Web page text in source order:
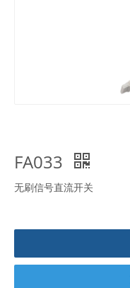
FA033
无刷信号直流开关